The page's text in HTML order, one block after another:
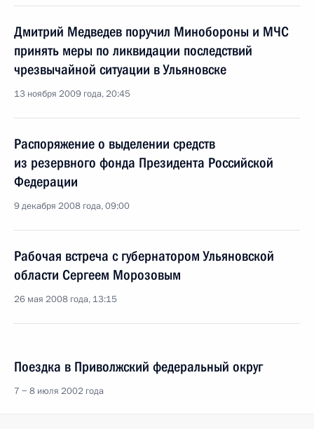
Дмитрий Медведев поручил Минобороны и МЧС
принять меры по ликвидации последствий
чрезвычайной ситуации в Ульяновске
13 ноября 2009 года, 20:45
Распоряжение о выделении средств
из резервного фонда Президента Российской
Федерации
9 декабря 2008 года, 09:00
Рабочая встреча с губернатором Ульяновской
области Сергеем Морозовым
26 мая 2008 года, 13:15
Поездка в Приволжский федеральный округ
7 − 8 июля 2002 года